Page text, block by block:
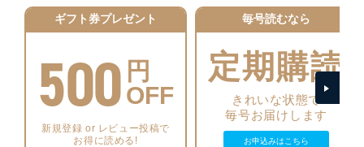
個人情報の安全管理措置
に、下記セキュリティ対策をはじめとする安全対策を実
施し、個人情報の漏えい、滅失またはき損の防止及び是
正に努めます。
アクセス制御
個人データを取り扱うことのできる機器及び当該
機器を取り扱う従業者を明確化し、 個人データへ
ギフト券プレゼント
500 円
OFF
新規登録 or レビュー投稿で
お得に読める!
毎号読むなら
定期購読
きれいな状態で
毎号お届けします
お申込みはこちら